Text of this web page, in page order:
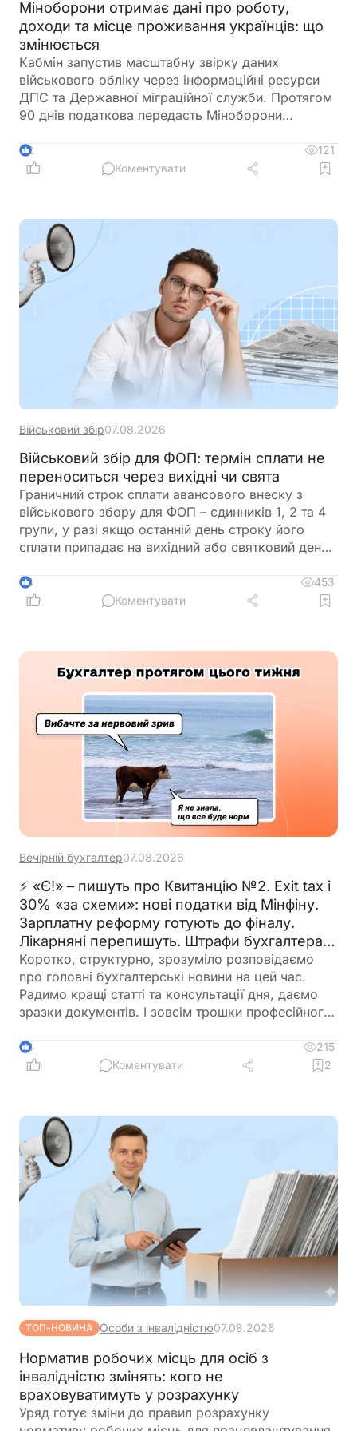
Міноборони отримає дані про роботу,
доходи та місце проживання українців: що
змінюється
Кабмін запустив масштабну звірку даних
військового обліку через інформаційні ресурси
ДПС та Державної міграційної служби. Протягом
90 днів податкова передасть Міноборони
років, включаючи відомості про місце роботи,
доходи та персональні дані. Паралельно ДМС
відцифрований образ обличчя. Якщо людини ще
немає у військовому реєстрі, система
автоматично сформує для неї цифровий профіль
на підставі отриманої інформації
2
121
Коментувати
Військовий збір07.08.2026
Військовий збір для ФОП: термін сплати не
переноситься через вихідні чи свята
Граничний строк сплати авансового внеску з
військового збору для ФОП – єдинників 1, 2 та 4
групи, у разі якщо останній день строку його
сплати припадає на вихідний або святковий день,
за вихідним або святковим днем
4
453
Коментувати
Вечірній бухгалтер07.08.2026
⚡ «Є!» – пишуть про Квитанцію №2. Exit tax і
30% «за схеми»: нові податки від Мінфіну.
Зарплатну реформу готують до фіналу.
Лікарняні перепишуть. Штрафи бухгалтерам
– теж. 🙋‍♀️ Вечірній бухгалтер від 07.08.2026
Коротко, структурно, зрозуміло розповідаємо
про головні бухгалтерські новини на цей час.
Радимо кращі статті та консультації дня, даємо
зразки документів. І зовсім трошки професійного
4
215
Коментувати
2
ТОП-НОВИНА Особи з інвалідністю07.08.2026
Норматив робочих місць для осіб з
інвалідністю змінять: кого не
враховуватимуть у розрахунку
Уряд готує зміни до правил розрахунку